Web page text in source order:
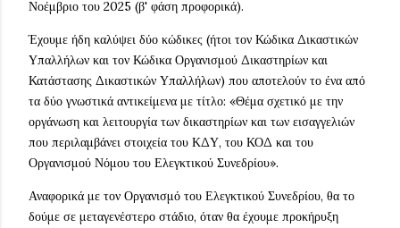
Νοέμβριο του 2025 (β' φάση προφορικά).
Έχουμε ήδη καλύψει δύο κώδικες (ήτοι τον Κώδικα Δικαστικών
Υπαλλήλων και τον Κώδικα Οργανισμού Δικαστηρίων και
Κατάστασης Δικαστικών Υπαλλήλων) που αποτελούν το ένα από
τα δύο γνωστικά αντικείμενα με τίτλο: «Θέμα σχετικό με την
οργάνωση και λειτουργία των δικαστηρίων και των εισαγγελιών
που περιλαμβάνει στοιχεία του ΚΔΥ, του ΚΟΔ και του
Οργανισμού Νόμου του Ελεγκτικού Συνεδρίου».
Αναφορικά με τον Οργανισμό του Ελεγκτικού Συνεδρίου, θα το
δούμε σε μεταγενέστερο στάδιο, όταν θα έχουμε προκήρυξη